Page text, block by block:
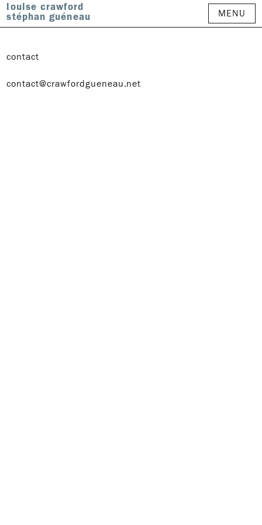
louise crawford
stéphan guéneau
MENU
contact
contact@crawfordgueneau.net